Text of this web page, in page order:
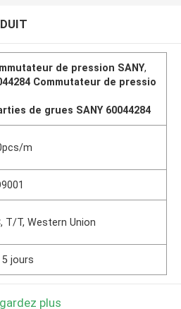
de pression SANY,
Commutateur de pressio
de grues SANY 60044284
m
T/T, Western Union
5 jours
plus